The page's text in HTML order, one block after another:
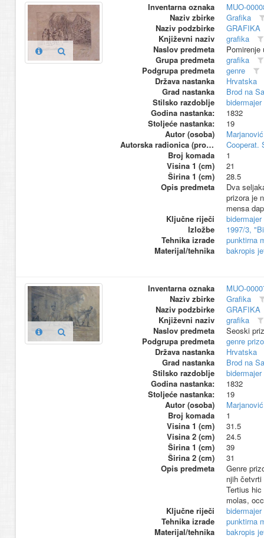
Inventarna oznaka
MUO-
Naziv zbirke
Grafika
Naziv podzbirke
GRAFIKA
Književni naziv
grafika
Naslov predmeta
Grupa predmeta
grafika
Podgrupa predmeta
genre
Država nastanka
Hrvatska
Grad nastanka
Brod na
Stilsko razdoblje
bidermajer
Godina nastanka:
1832
Stoljeće nastanka:
19
Autor (osoba)
Autorska radionica (proizvođač)
Cooperat.
Broj komada
1
Visina 1 (cm)
21
Širina 1 (cm)
28.5
Opis predmeta
Dva
prizora je
mensa
Ključne riječi
bidermajer
Izložbe
1997/3,
Tehnika izrade
punktirna
Materijal/tehnika
bakropis
Inventarna oznaka
MUO-
Naziv zbirke
Grafika
Naziv podzbirke
GRAFIKA
Književni naziv
grafika
Naslov predmeta
Seoski
Podgrupa predmeta
genre
Država nastanka
Hrvatska
Grad nastanka
Brod na
Stilsko razdoblje
bidermajer
Godina nastanka:
1832
Stoljeće nastanka:
19
Autor (osoba)
Broj komada
1
Visina 1 (cm)
31.5
Visina 2 (cm)
24.5
Širina 1 (cm)
39
Širina 2 (cm)
31
Opis predmeta
Genre
njih
Tertius
molas,
Ključne riječi
bidermajer
Tehnika izrade
punktirna
Materijal/tehnika
bakropis